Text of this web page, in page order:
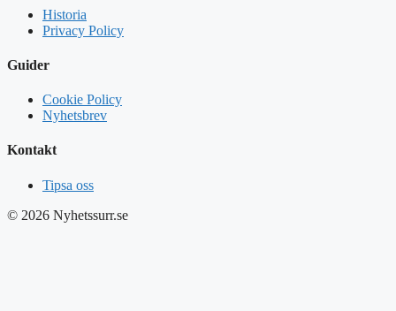
Historia
Privacy Policy
Guider
Cookie Policy
Nyhetsbrev
Kontakt
Tipsa oss
© 2026 Nyhetssurr.se